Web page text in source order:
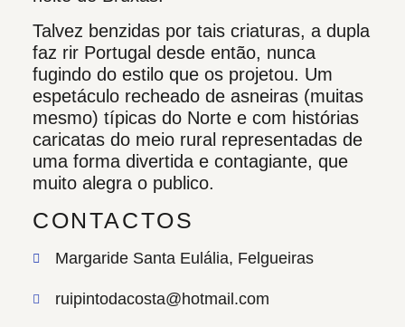
Talvez benzidas por tais criaturas, a dupla
faz rir Portugal desde então, nunca
fugindo do estilo que os projetou. Um
espetáculo recheado de asneiras (muitas
mesmo) típicas do Norte e com histórias
caricatas do meio rural representadas de
uma forma divertida e contagiante, que
muito alegra o publico.
CONTACTOS
Margaride Santa Eulália, Felgueiras
ruipintodacosta@hotmail.com